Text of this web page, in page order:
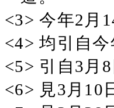
<3> 今年2月
<4> 均引自
<5> 引自3月
<6> 見3月10